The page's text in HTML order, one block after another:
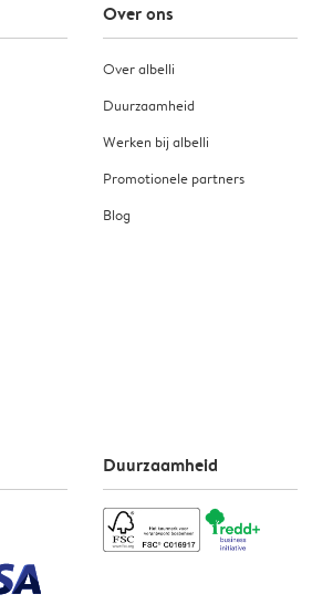
Over ons
Over albelli
Duurzaamheid
Werken bij albelli
Promotionele partners
Blog
Duurzaamheid